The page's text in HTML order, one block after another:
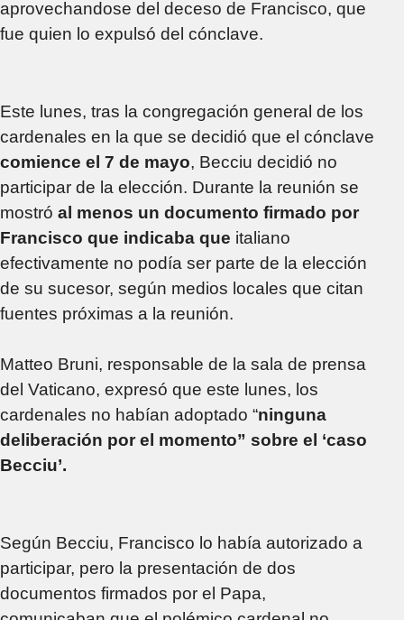
aprovechandose del deceso de Francisco, que
fue quien lo expulsó del cónclave.
Este lunes, tras la congregación general de los
cardenales en la que se decidió que el cónclave
comience el 7 de mayo, Becciu decidió no
participar de la elección. Durante la reunión se
mostró al menos un documento firmado por
Francisco que indicaba que italiano
efectivamente no podía ser parte de la elección
de su sucesor, según medios locales que citan
fuentes próximas a la reunión.
Matteo Bruni, responsable de la sala de prensa
del Vaticano, expresó que este lunes, los
cardenales no habían adoptado “ninguna
deliberación por el momento” sobre el ‘caso
Becciu’.
Según Becciu, Francisco lo había autorizado a
participar, pero la presentación de dos
documentos firmados por el Papa,